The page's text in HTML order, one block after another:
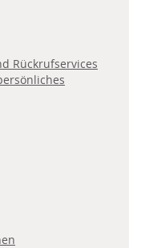
Rückrufservices